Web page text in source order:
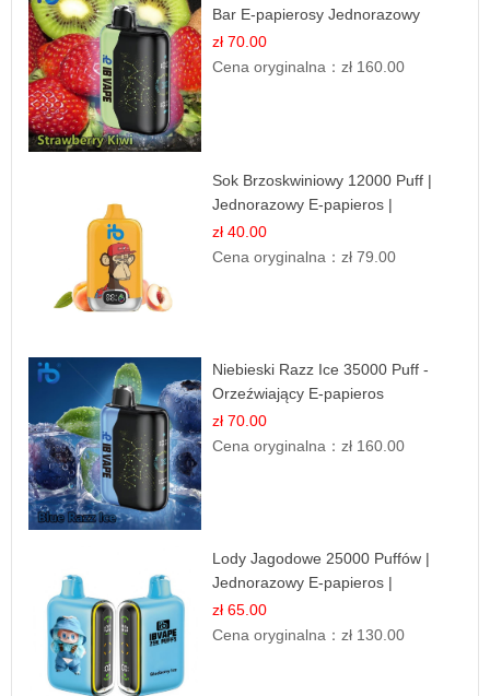
Bar E-papierosy Jednorazowy
zł 70.00
Cena oryginalna：zł 160.00
Sok Brzoskwiniowy 12000 Puff |
Jednorazowy E-papieros |
Owocowy Smak
zł 40.00
Cena oryginalna：zł 79.00
Niebieski Razz Ice 35000 Puff -
Orzeźwiający E-papieros
Jednorazowy | IBVAPE
zł 70.00
Cena oryginalna：zł 160.00
Lody Jagodowe 25000 Puffów |
Jednorazowy E-papieros |
Deserowy Smak
zł 65.00
Cena oryginalna：zł 130.00